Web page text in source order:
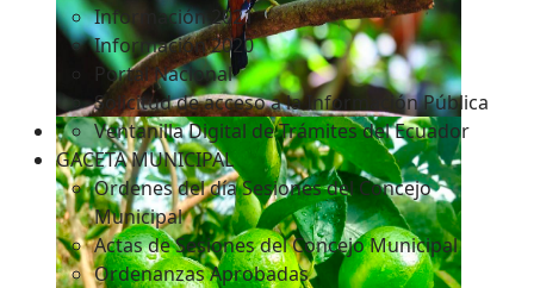
Información 2021
Información 2020
Portal Nacional
Solicitud de acceso a la Información Pública
Ventanilla Digital de Trámites del Ecuador
GACETA MUNICIPAL
Ordenes del día Sesiones del Concejo
Municipal
Actas de Sesiones del Concejo Municipal
Ordenanzas Aprobadas